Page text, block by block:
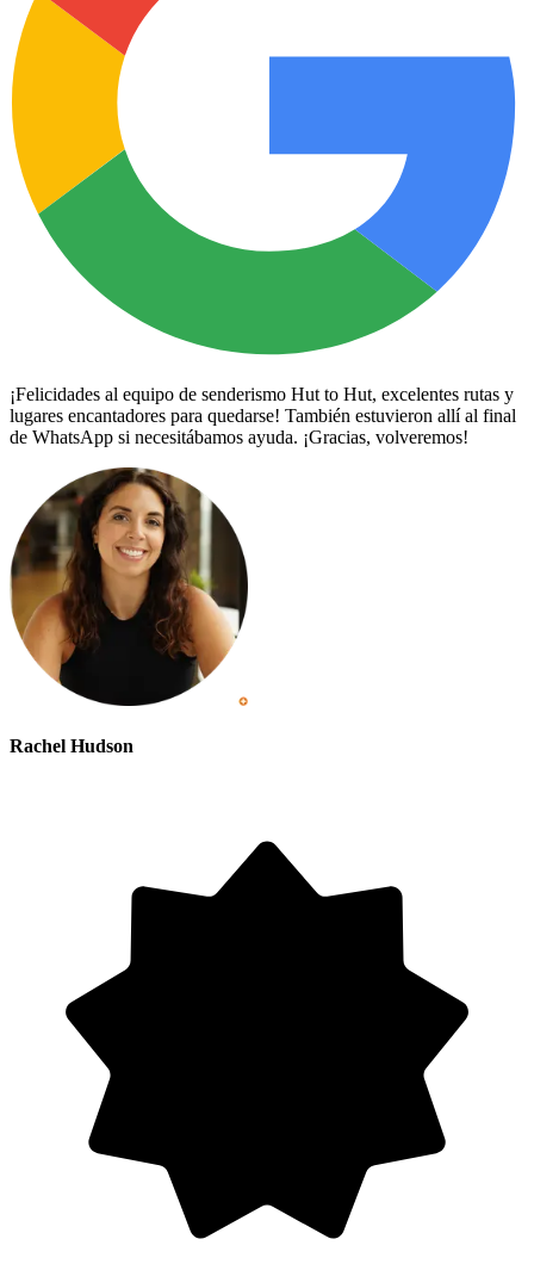
¡Felicidades al equipo de senderismo Hut to Hut, excelentes rutas y
lugares encantadores para quedarse! También estuvieron allí al final
de WhatsApp si necesitábamos ayuda. ¡Gracias, volveremos!
Rachel Hudson